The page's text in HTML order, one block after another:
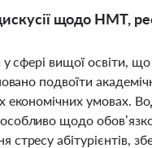
щодо НМТ,
сфері вищої освіти,
подвоїти
економічних умовах.
щодо
абітурієнтів,